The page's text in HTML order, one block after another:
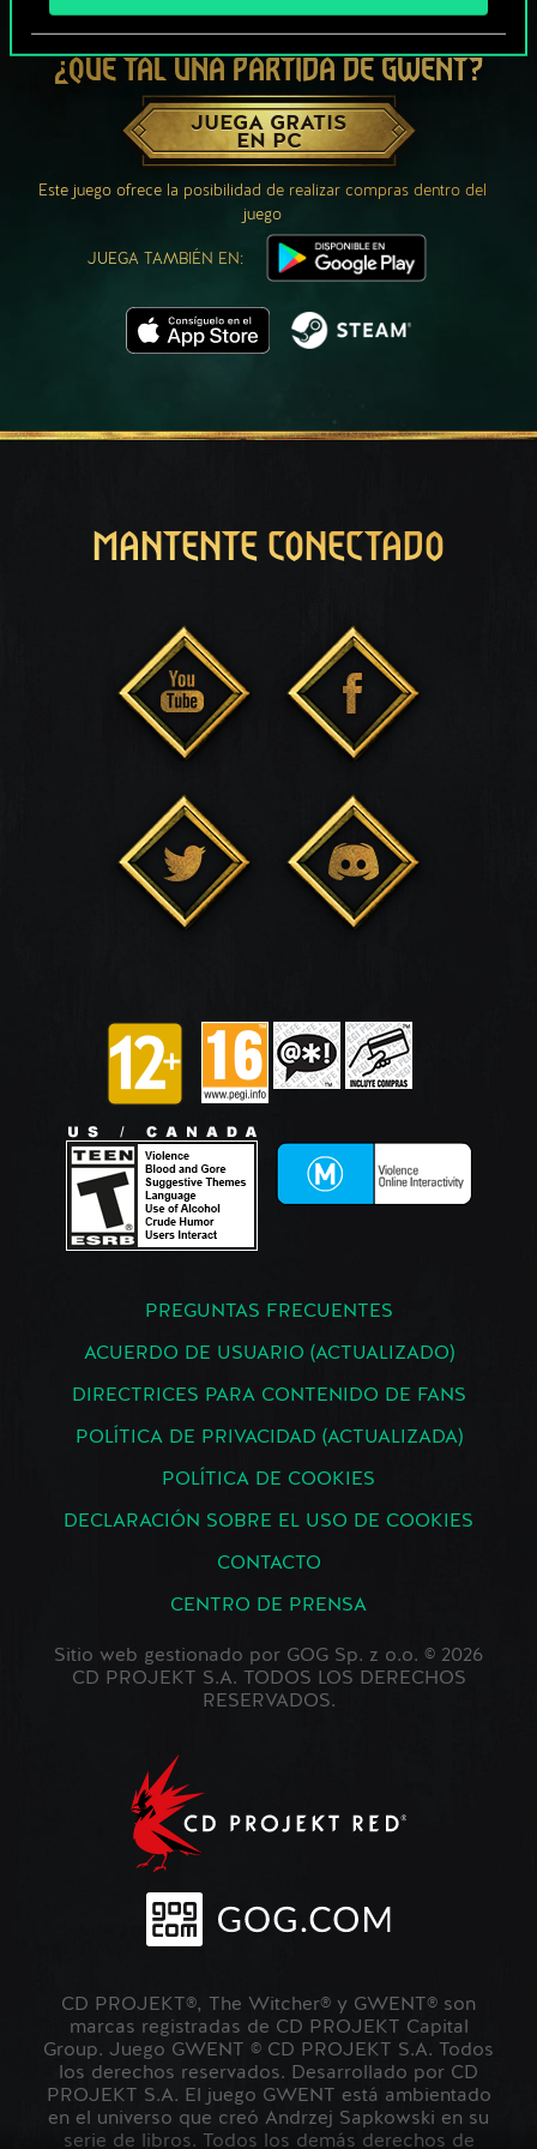
¿QUÉ TAL UNA PARTIDA DE GWENT?
JUEGA GRATIS
EN PC
Este juego ofrece la posibilidad de realizar compras dentro del
juego
JUEGA TAMBIÉN EN:
MANTENTE CONECTADO
PREGUNTAS FRECUENTES
ACUERDO DE USUARIO (ACTUALIZADO)
DIRECTRICES PARA CONTENIDO DE FANS
POLÍTICA DE PRIVACIDAD (ACTUALIZADA)
POLÍTICA DE COOKIES
DECLARACIÓN SOBRE EL USO DE COOKIES
CONTACTO
CENTRO DE PRENSA
Sitio web gestionado por GOG Sp. z o.o. © 2026
CD PROJEKT S.A. TODOS LOS DERECHOS
RESERVADOS.
CD PROJEKT®, The Witcher® y GWENT® son
marcas registradas de CD PROJEKT Capital
Group. Juego GWENT © CD PROJEKT S.A. Todos
los derechos reservados. Desarrollado por CD
PROJEKT S.A. El juego GWENT está ambientado
en el universo que creó Andrzej Sapkowski en su
serie de libros. Todos los demás derechos de